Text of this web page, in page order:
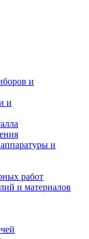
и
и
и
работ
и материалов